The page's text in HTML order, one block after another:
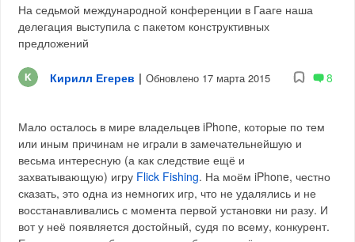
На седьмой международной конференции в Гааге наша
делегация выступила с пакетом конструктивных
предложений
Кирилл Егерев | Обновлено 17 марта 2015 8
Мало осталось в мире владельцев iPhone, которые по тем
или иным причинам не играли в замечательнейшую и
весьма интересную (а как следствие ещё и
захватывающую) игру Flick Fishing. На моём iPhone, честно
сказать, это одна из немногих игр, что не удалялись и не
восстанавливались с момента первой установки ни разу. И
вот у неё появляется достойный, судя по всему, конкурент.